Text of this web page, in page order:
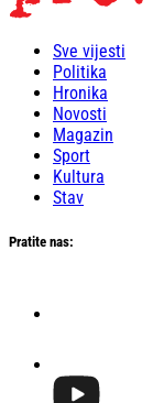
Sve vijesti
Politika
Hronika
Novosti
Magazin
Sport
Kultura
Stav
Pratite nas: